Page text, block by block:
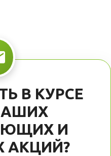
В КУРСЕ
И
АКЦИЙ?